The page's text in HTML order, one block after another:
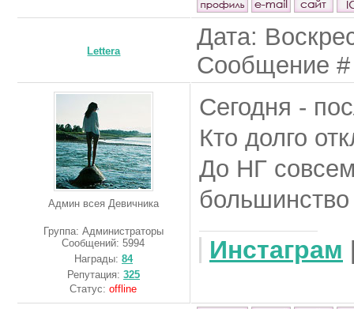
Lettera
Дата:
Сообщение
Админ всея Девичника
Группа: Администраторы
Сообщений:5994
Награды: 84
Репутация: 325
Статус:offline
Сегодня -
Кто долго
До НГ
Инстаграм